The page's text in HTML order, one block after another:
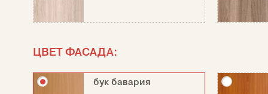
ЦВЕТ ФАСАДА:
бук бавария